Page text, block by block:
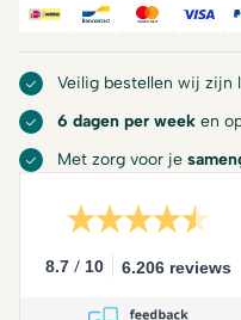
iDeal Bancontact
Mastercard
Visa
Veilig bestellen wij zijn
6 dagen per week en
Met zorg voor je
8.7 / 10 6.206 reviews